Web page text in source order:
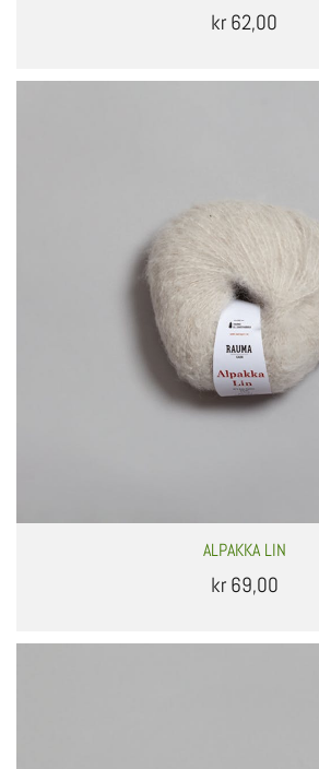
kr 62,00
ALPAKKA LIN
kr 69,00